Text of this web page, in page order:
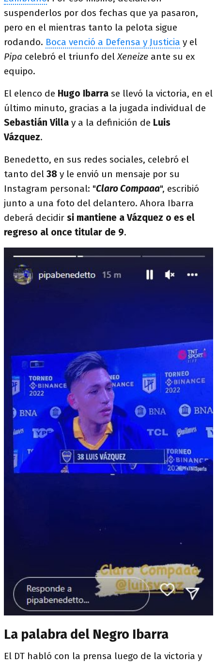
suspenderlos por dos fechas que ya pasaron,
pero en el mientras tanto la pelota sigue
rodando. Boca venció a Defensa y Justicia y el
Pipa celebró el triunfo delXeneize ante su ex
equipo.
El elenco de Hugo Ibarra se llevó la victoria, en el
último minuto, gracias a la jugada individual de
Sebastián Villa y a la definición de Luis
Vázquez.
Benedetto, en sus redes sociales, celebró el
tanto del 38 y le envió un mensaje por su
Instagram personal: "Claro Compaaa", escribió
junto a una foto del delantero. Ahora Ibarra
deberá decidir si mantiene a Vázquez o es el
regreso al once titular de 9.
La palabra del Negro Ibarra
El DT habló con la prensa luego de la victoria y